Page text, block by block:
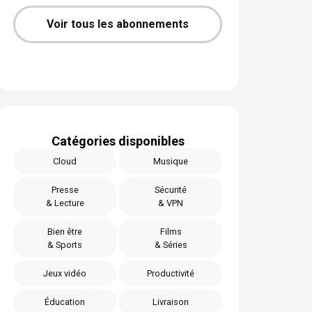
Voir tous les abonnements
Catégories disponibles
Cloud Musique
Presse
& Lecture
Sécurité
& VPN
Bien être
& Sports
Films
& Séries
Jeux vidéo Productivité
Éducation Livraison